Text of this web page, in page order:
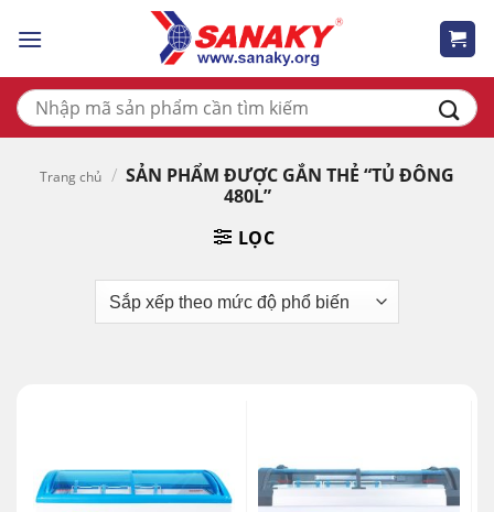
Tìm
kiếm:
Trang chủ / SẢN PHẨM ĐƯỢC GẮN THẺ “TỦ ĐÔNG
480L”
LỌC